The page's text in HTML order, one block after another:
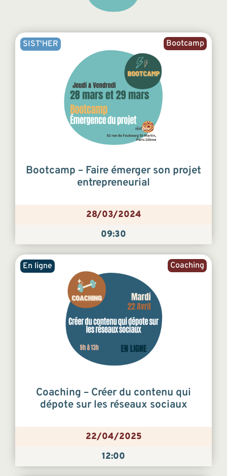
Bootcamp
SIST'HER
Bootcamp – Faire émerger son projet
entrepreneurial
28/03/2024
09:30
Coaching
En ligne
Coaching – Créer du contenu qui
dépote sur les réseaux sociaux
22/04/2025
12:00